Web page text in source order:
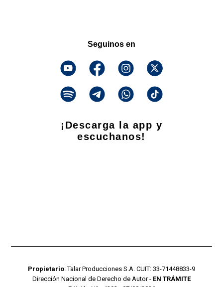
Seguinos en
¡Descarga la app y
escuchanos!
Propietario: Talar Producciones S.A. CUIT: 33-71448833-9
Dirección Nacional de Derecho de Autor - EN TRÁMITE